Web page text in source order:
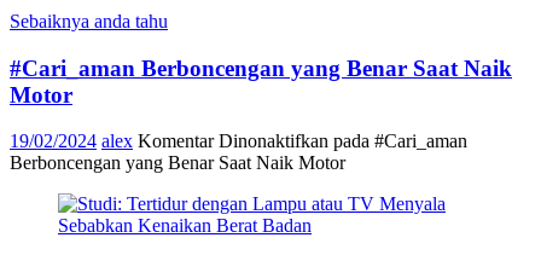
Sebaiknya anda tahu
#Cari_aman Berboncengan yang Benar Saat Naik
Motor
19/02/2024 alex Komentar Dinonaktifkan pada #Cari_aman
Berboncengan yang Benar Saat Naik Motor